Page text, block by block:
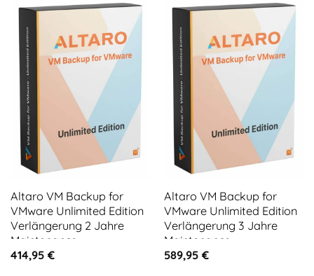
Altaro VM Backup for
VMware Unlimited Edition
Verlängerung 2 Jahre
Maintenance
414,95 €
Altaro VM Backup for
VMware Unlimited Edition
Verlängerung 3 Jahre
Maintenance
589,95 €